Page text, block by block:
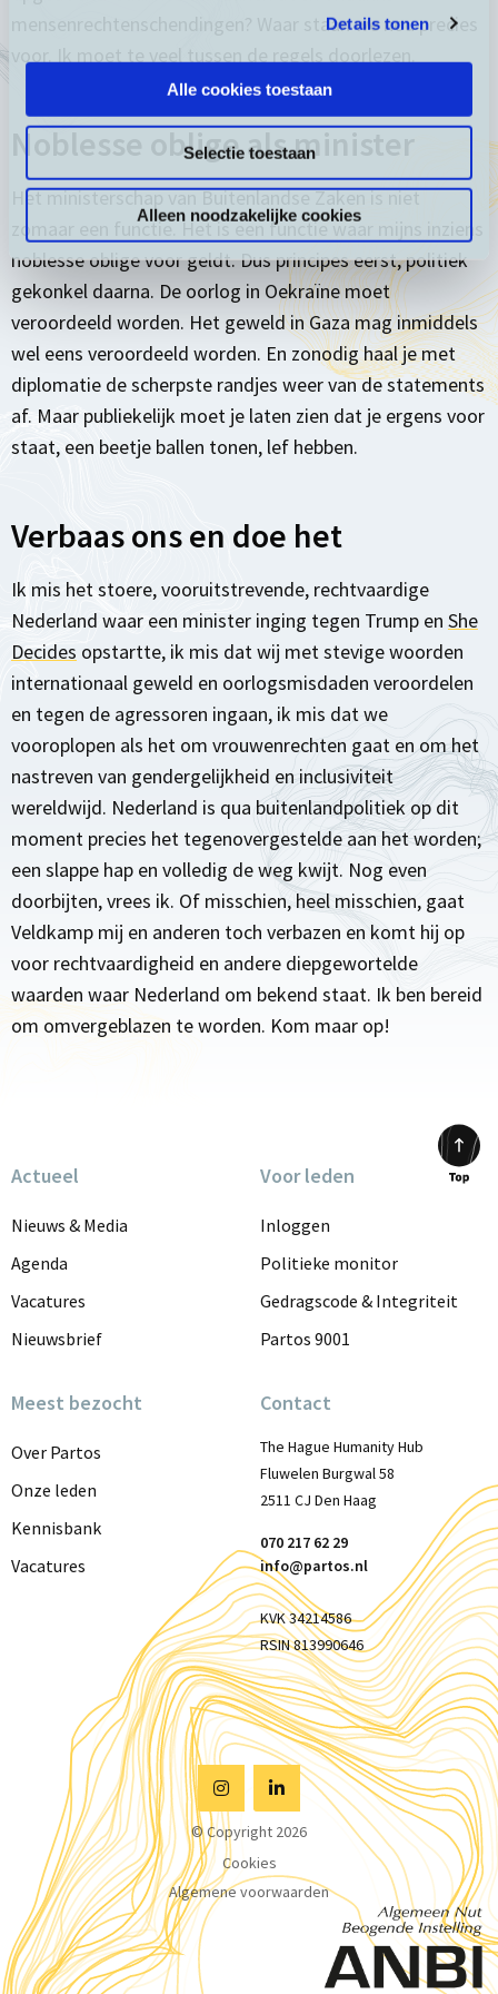
Details tonen
Alle cookies toestaan
Selectie toestaan
Alleen noodzakelijke cookies
mensenrechtenschendingen? Waar staan we nou precies
voor. Ik moet te veel tussen de regels doorlezen.
Noblesse oblige als minister
Het ministerschap van Buitenlandse Zaken is niet
zomaar een functie. Het is een functie waar mijns inziens
noblesse oblige voor geldt. Dus principes eerst, politiek
gekonkel daarna. De oorlog in Oekraïne moet
veroordeeld worden. Het geweld in Gaza mag inmiddels
wel eens veroordeeld worden. En zonodig haal je met
diplomatie de scherpste randjes weer van de statements
af. Maar publiekelijk moet je laten zien dat je ergens voor
staat, een beetje ballen tonen, lef hebben.
Verbaas ons en doe het
Ik mis het stoere, vooruitstrevende, rechtvaardige
Nederland waar een minister inging tegen Trump en She
Decides opstartte, ik mis dat wij met stevige woorden
internationaal geweld en oorlogsmisdaden veroordelen
en tegen de agressoren ingaan, ik mis dat we
vooroplopen als het om vrouwenrechten gaat en om het
nastreven van gendergelijkheid en inclusiviteit
wereldwijd. Nederland is qua buitenlandpolitiek op dit
moment precies het tegenovergestelde aan het worden;
een slappe hap en volledig de weg kwijt. Nog even
doorbijten, vrees ik. Of misschien, heel misschien, gaat
Veldkamp mij en anderen toch verbazen en komt hij op
voor rechtvaardigheid en andere diepgewortelde
waarden waar Nederland om bekend staat. Ik ben bereid
om omvergeblazen te worden. Kom maar op!
Actueel
Nieuws & Media
Agenda
Vacatures
Nieuwsbrief
Voor leden
Inloggen
Politieke monitor
Gedragscode & Integriteit
Partos 9001
Meest bezocht
Over Partos
Onze leden
Kennisbank
Vacatures
Contact
The Hague Humanity Hub
Fluwelen Burgwal 58
2511 CJ Den Haag
070 217 62 29
info@partos.nl
KVK 34214586
RSIN 813990646
Visit
Instagram
Visit
Linkedin
© Copyright 2026
Cookies
Algemene voorwaarden